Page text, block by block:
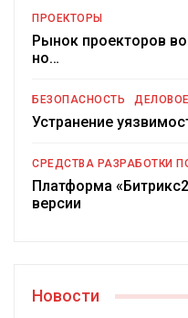
ПРОЕКТОРЫ
Рынок проекторов
но…
БЕЗОПАСНОСТЬ
Устранение
СРЕДСТВА РАЗРАБОТКИ
Платформа
версии
Новости